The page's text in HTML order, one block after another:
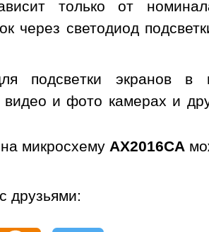
только от
через светодиод
подсветки экранов в
и фото камерах и
на микросхему AX2016CA
друзьями: